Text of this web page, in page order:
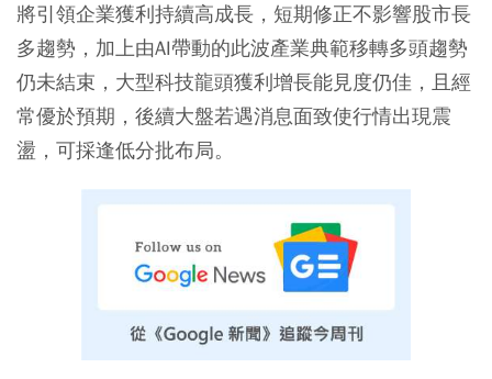
將引領企業獲利持續高成長，短期修正不影響股市長
多趨勢，加上由AI帶動的此波產業典範移轉多頭趨勢
仍未結束，大型科技龍頭獲利增長能見度仍佳，且經
常優於預期，後續大盤若遇消息面致使行情出現震
盪，可採逢低分批布局。